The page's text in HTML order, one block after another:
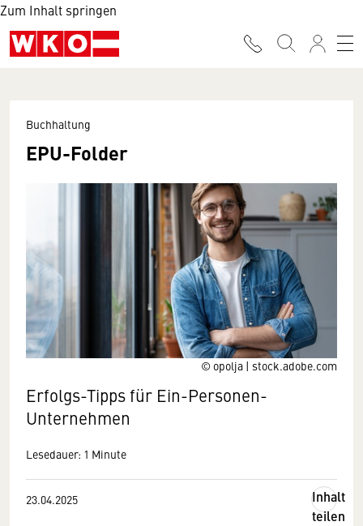
Zum Inhalt springen
© opolja | stock.adobe.com
Buchhaltung
EPU-Folder
Erfolgs-Tipps für Ein-Personen-
Unternehmen
Lesedauer: 1 Minute
23.04.2025
Inhalt
teilen